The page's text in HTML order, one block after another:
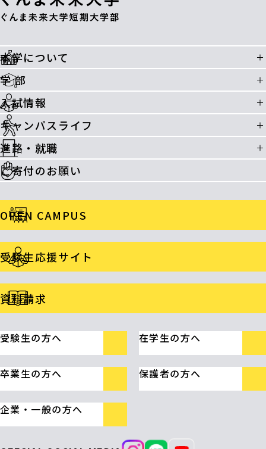
本学について
学 部
入試情報
キャンパスライフ
進路・就職
ご寄付のお願い
OPEN CAMPUS
受験生応援サイト
資料請求
受験生の方へ 在学生の方へ
卒業生の方へ 保護者の方へ
企業・一般の方へ